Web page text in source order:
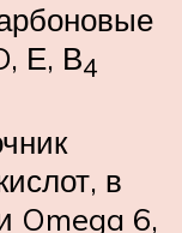
Е, В4
в
Omega 6,